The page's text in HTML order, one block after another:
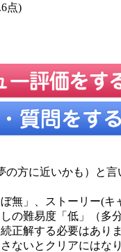
点)
の方に近いかも）と
無」、ストーリー(キ
の難易度「低」（多分
正解する必要はあり
ないとクリアにはな